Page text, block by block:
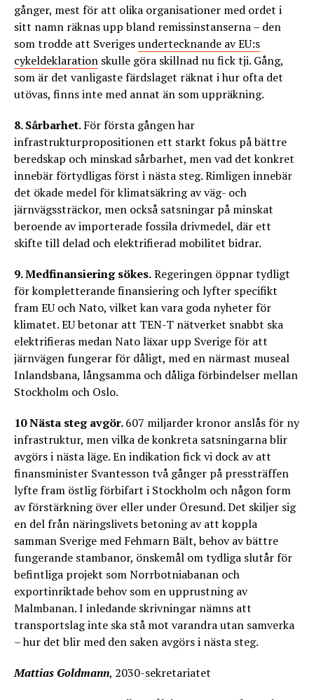
gånger, mest för att olika organisationer med ordet i
sitt namn räknas upp bland remissinstanserna – den
som trodde att Sverigesundertecknande av EU:s
cykeldeklaration skulle göra skillnad nu fick tji. Gång,
som är det vanligaste färdslaget räknat i hur ofta det
utövas, finns inte med annat än som uppräkning.
8. Sårbarhet. För första gången har
infrastrukturpropositionen ett starkt fokus på bättre
beredskap och minskad sårbarhet, men vad det konkret
innebär förtydligas först i nästa steg. Rimligen innebär
det ökade medel för klimatsäkring av väg- och
järnvägssträckor, men också satsningar på minskat
beroende av importerade fossila drivmedel, där ett
skifte till delad och elektrifierad mobilitet bidrar.
9. Medfinansiering sökes.Regeringen öppnar tydligt
för kompletterande finansiering och lyfter specifikt
fram EU och Nato, vilket kan vara goda nyheter för
klimatet. EU betonar att TEN-T nätverket snabbt ska
elektrifieras medan Nato läxar upp Sverige för att
järnvägen fungerar för dåligt, med en närmast museal
Inlandsbana, långsamma och dåliga förbindelser mellan
Stockholm och Oslo.
10 Nästa steg avgör.607 miljarder kronor anslås för ny
infrastruktur, men vilka de konkreta satsningarna blir
avgörs i nästa läge. En indikation fick vi dock av att
finansminister Svantesson två gånger på pressträffen
lyfte fram östlig förbifart i Stockholm och någon form
av förstärkning över eller under Öresund. Det skiljer sig
en del från näringslivets betoning av att koppla
samman Sverige med Fehmarn Bält, behov av bättre
fungerande stambanor, önskemål om tydliga slutår för
befintliga projekt som Norrbotniabanan och
exportinriktade behov som en upprustning av
Malmbanan. I inledande skrivningar nämns att
transportslag inte ska stå mot varandra utan samverka
– hur det blir med den saken avgörs i nästa steg.
Mattias Goldmann, 2030-sekretariatet